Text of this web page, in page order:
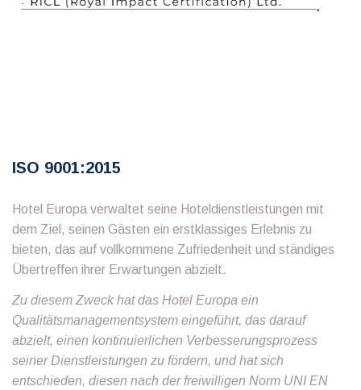
ISO 9001:2015
Hotel Europa verwaltet seine Hoteldienstleistungen mit
dem Ziel, seinen Gästen ein erstklassiges Erlebnis zu
bieten, das auf vollkommene Zufriedenheit und ständiges
Übertreffen ihrer Erwartungen abzielt.
Zu diesem Zweck hat das Hotel Europa ein
Qualitätsmanagementsystem eingeführt, das darauf
abzielt, einen kontinuierlichen Verbesserungsprozess
seiner Dienstleistungen zu fördern, und hat sich
entschieden, diesen nach der freiwilligen Norm UNI EN